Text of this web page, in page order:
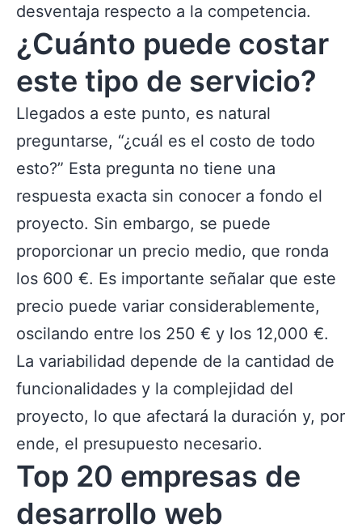
desventaja respecto a la competencia.
¿Cuánto puede costar
este tipo de servicio?
Llegados a este punto, es natural
preguntarse, “¿cuál es el costo de todo
esto?” Esta pregunta no tiene una
respuesta exacta sin conocer a fondo el
proyecto. Sin embargo, se puede
proporcionar un precio medio, que ronda
los 600 €. Es importante señalar que este
precio puede variar considerablemente,
oscilando entre los 250 € y los 12,000 €.
La variabilidad depende de la cantidad de
funcionalidades y la complejidad del
proyecto, lo que afectará la duración y, por
ende, el presupuesto necesario.
Top 20 empresas de
desarrollo web